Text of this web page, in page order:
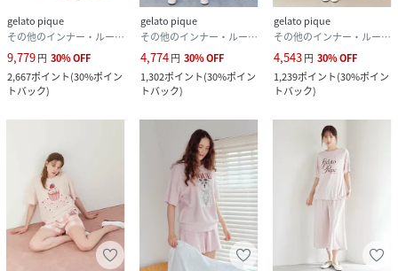
gelato pique
その他のインナー・ルームウェア
9,779円 30%OFF
2,667ポイント(30%ポイン
トバック)
gelato pique
その他のインナー・ルームウェア
4,774円 30%OFF
1,302ポイント(30%ポイン
トバック)
gelato pique
その他のインナー・ルームウェア
4,543円 30%OFF
1,239ポイント(30%ポイン
トバック)